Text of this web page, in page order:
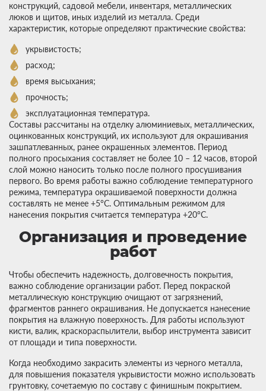
конструкций, садовой мебели, инвентаря, металлических
люков и щитов, иных изделий из металла. Среди
характеристик, которые определяют практические свойства:
укрывистость;
расход;
время высыхания;
прочность;
эксплуатационная температура.
Составы рассчитаны на отделку алюминиевых, металлических,
оцинкованных конструкций, их используют для окрашивания
зашпатлеванных, ранее окрашенных элементов. Период
полного просыхания составляет не более 10 – 12 часов, второй
слой можно наносить только после полного просушивания
первого. Во время работы важно соблюдение температурного
режима, температура окрашиваемой поверхности должна
составлять не менее +5°С. Оптимальным режимом для
нанесения покрытия считается температура +20°С.
Организация и проведение
работ
Чтобы обеспечить надежность, долговечность покрытия,
важно соблюдение организации работ. Перед покраской
металлическую конструкцию очищают от загрязнений,
фрагментов раннего окрашивания. Не допускается нанесение
покрытия на влажную поверхность. Для работы используют
кисти, валик, краскораспылители, выбор инструмента зависит
от площади и типа поверхности.
Когда необходимо закрасить элементы из черного металла,
для повышения показателя укрывистости можно использовать
грунтовку, сочетаемую по составу с финишным покрытием.